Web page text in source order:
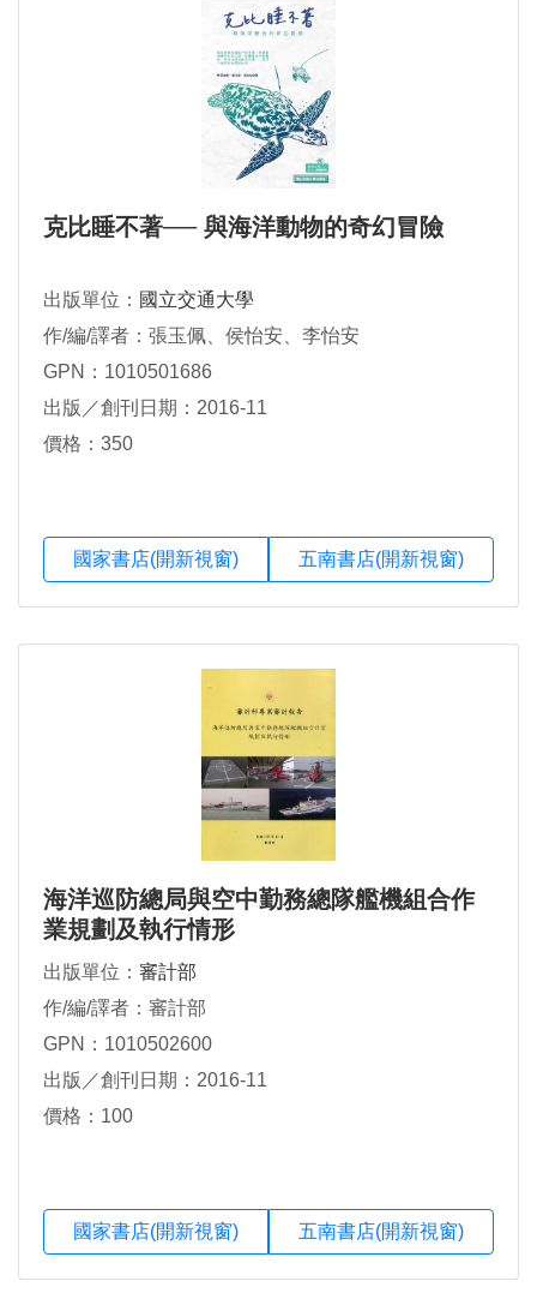
克比睡不著── 與海洋動物的奇幻冒險
出版單位： 國立交通大學
作/編/譯者：張玉佩、侯怡安、李怡安
GPN：1010501686
出版／創刊日期：2016-11
價格：350
國家書店(開新視窗) 五南書店(開新視窗)
海洋巡防總局與空中勤務總隊艦機組合作
業規劃及執行情形
出版單位： 審計部
作/編/譯者：審計部
GPN：1010502600
出版／創刊日期：2016-11
價格：100
國家書店(開新視窗) 五南書店(開新視窗)